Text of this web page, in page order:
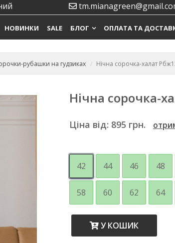
НОВИНКИ SALE БЛОГ ОПЛАТА ТА
рубашки на гудзиках Нічна сорочка-халат
Нічна сорочка-
Ціна від: 895 грн.
42 44 46 48
58 60 62 64
У КОШИК